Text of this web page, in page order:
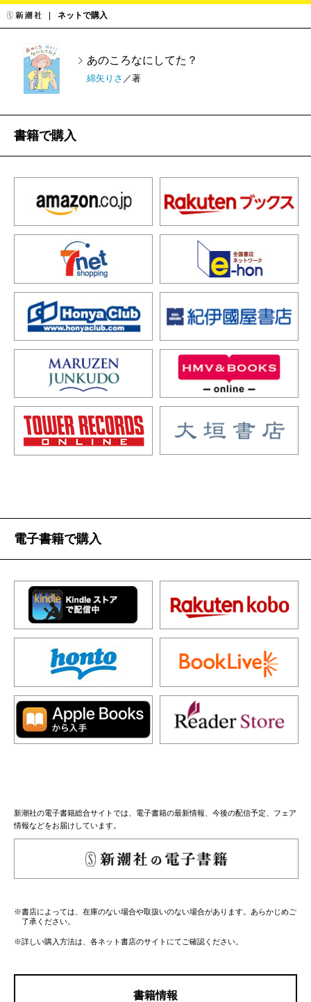
ネットで購入
あのころなにしてた？
綿矢りさ ／著
書籍で購入
電子書籍で購入
新潮社の電子書籍総合サイトでは、電子書籍の最新情報、今後の配信予定、フェア
情報などをお届けしています。
※書店によっては、在庫のない場合や取扱いのない場合があります。あらかじめご
了承ください。
※詳しい購入方法は、各ネット書店のサイトにてご確認ください。
書籍情報